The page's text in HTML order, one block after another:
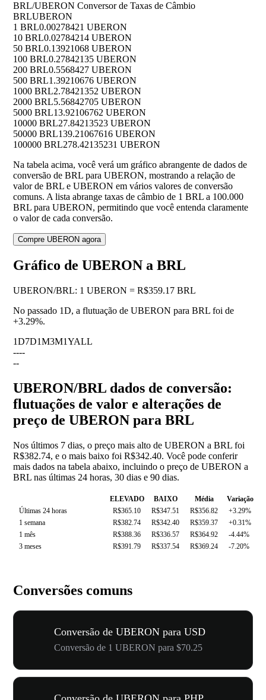
BRL/UBERON Conversor de Taxas de Câmbio
BRLUBERON
1 BRL0.00278421 UBERON
10 BRL0.02784214 UBERON
50 BRL0.13921068 UBERON
100 BRL0.27842135 UBERON
200 BRL0.5568427 UBERON
500 BRL1.39210676 UBERON
1000 BRL2.78421352 UBERON
2000 BRL5.56842705 UBERON
5000 BRL13.92106762 UBERON
10000 BRL27.84213523 UBERON
50000 BRL139.21067616 UBERON
100000 BRL278.42135231 UBERON
Na tabela acima, você verá um gráfico abrangente de dados de
conversão de BRL para UBERON, mostrando a relação de
valor de BRL e UBERON em vários valores de conversão
comuns. A lista abrange taxas de câmbio de 1 BRL a 100.000
BRL para UBERON, permitindo que você entenda claramente
o valor de cada conversão.
Compre UBERON agora
Gráfico de UBERON a BRL
UBERON/BRL: 1 UBERON = R$359.17 BRL
No passado 1D, a flutuação de UBERON para BRL foi de
+3.29%.
1D7D1M3M1YALL
----
--
UBERON/BRL dados de conversão:
flutuações de valor e alterações de
preço de UBERON para BRL
Nos últimos 7 dias, o preço mais alto de UBERON a BRL foi
R$382.74, e o mais baixo foi R$342.40. Você pode conferir
mais dados na tabela abaixo, incluindo o preço de UBERON a
BRL nas últimas 24 horas, 30 dias e 90 dias.
ELEVADO BAIXO Média
Variação
Últimas 24 horas
R$365.10 R$347.51 R$356.82
+3.29%
1 semana
R$382.74 R$342.40 R$359.37
+0.31%
1 mês
R$388.36 R$336.57 R$364.92
-4.44%
3 meses
R$391.79 R$337.54 R$369.24 -7.20%
Conversões comuns
Conversão de UBERON para USD
Conversão de 1 UBERON para $70.25